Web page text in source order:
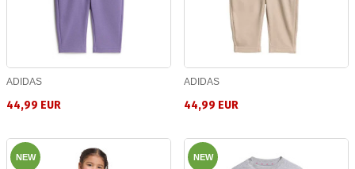
ADIDAS
44,99 EUR
ADIDAS
44,99 EUR
NEW NEW